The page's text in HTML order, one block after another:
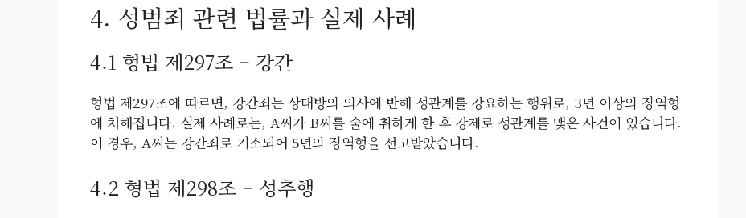
4. 성범죄 관련 법률과 실제 사례
4.1 형법 제297조 – 강간
형법 제297조에 따르면, 강간죄는 상대방의 의사에 반해 성관계를 강요하는 행위로, 3년 이상의 징역형
에 처해집니다. 실제 사례로는, A씨가 B씨를 술에 취하게 한 후 강제로 성관계를 맺은 사건이 있습니다.
이 경우, A씨는 강간죄로 기소되어 5년의 징역형을 선고받았습니다.
4.2 형법 제298조 – 성추행